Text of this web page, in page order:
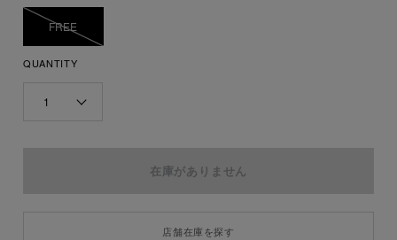
FREE
QUANTITY
1
店舗在庫を探す